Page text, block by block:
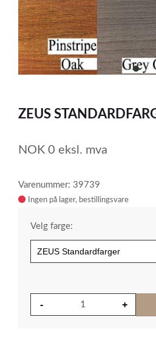
item
of
ZEUS
NOK 0 eksl. mva
Varenummer: 39739
Ingen på lager
Velg farge: